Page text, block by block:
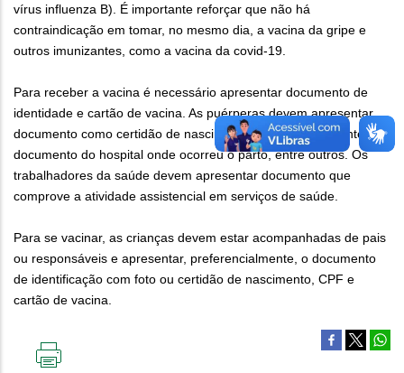
vírus influenza B). É importante reforçar que não há
contraindicação em tomar, no mesmo dia, a vacina da gripe e
outros imunizantes, como a vacina da covid-19.
Para receber a vacina é necessário apresentar documento de
identidade e cartão de vacina. As puérperas devem apresentar
documento como certidão de nascimento, cartão da gestante,
documento do hospital onde ocorreu o parto, entre outros. Os
trabalhadores da saúde devem apresentar documento que
comprove a atividade assistencial em serviços de saúde.
Para se vacinar, as crianças devem estar acompanhadas de pais
ou responsáveis e apresentar, preferencialmente, o documento
de identificação com foto ou certidão de nascimento, CPF e
cartão de vacina.